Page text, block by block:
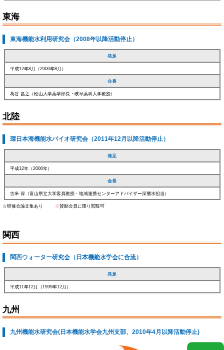
東海
東海機能水利用研究会（2008年以降活動停止）
発足
平成12年8月（2000年8月）
会長
葛谷 昌之（松山大学薬学部長・岐阜薬科大学教授）
北陸
環日本海機能水バイオ研究会（2011年12月以降活動停止）
発足
平成12年（2000年）
会長
古米 保（富山県立大学客員教授・地域連携センターアドバイザー深層水担当）
☆研修会論文集あり ※賛助会員に限り閲覧可
関西
関西ウォーター研究会（日本機能水学会に合流）
発足
平成11年12月（1999年12月）
九州
九州機能水研究会(日本機能水学会九州支部、2010年4月以降活動停止)